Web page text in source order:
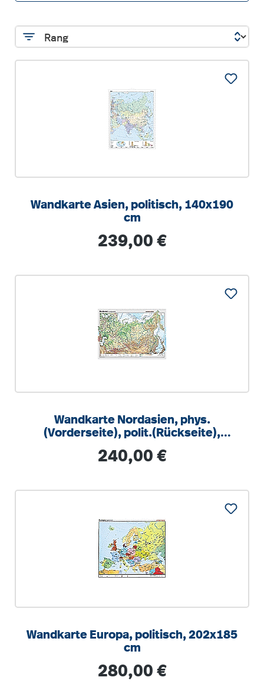
Wandkarte Asien, politisch, 140x190
cm
Regulärer Preis:
239,00 €
Wandkarte Nordasien, phys.
(Vorderseite), polit.(Rückseite),
Regulärer Preis:
240,00 €
Wandkarte Europa, politisch, 202x185
cm
Regulärer Preis:
280,00 €